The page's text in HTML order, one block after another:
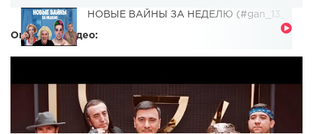
НОВЫЕ ВАЙНЫ ЗА НЕДЕЛЮ (#gan_13_)
Описание видео: